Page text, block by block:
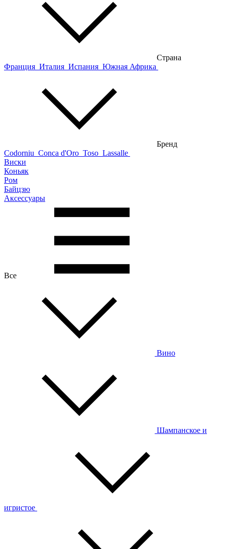
Страна
Франция Италия Испания Южная Африка
Бренд
Codorniu Conca d'Oro Toso Lassalle
Виски
Коньяк
Ром
Байцзю
Аксессуары
Все
Вино
Шампанское и
игристое